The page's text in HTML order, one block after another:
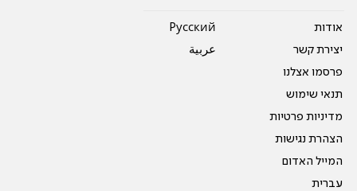
אודות
יצירת קשר
פרסמו אצלנו
תנאי שימוש
מדיניות פרטיות
הצהרת נגישות
המייל האדום
עברית
Pусский
عربية